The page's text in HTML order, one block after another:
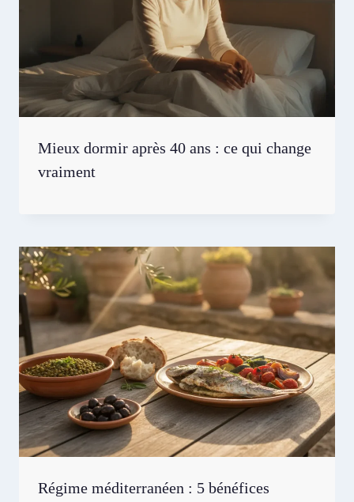
Mieux dormir après 40 ans : ce qui change
vraiment
Régime méditerranéen : 5 bénéfices